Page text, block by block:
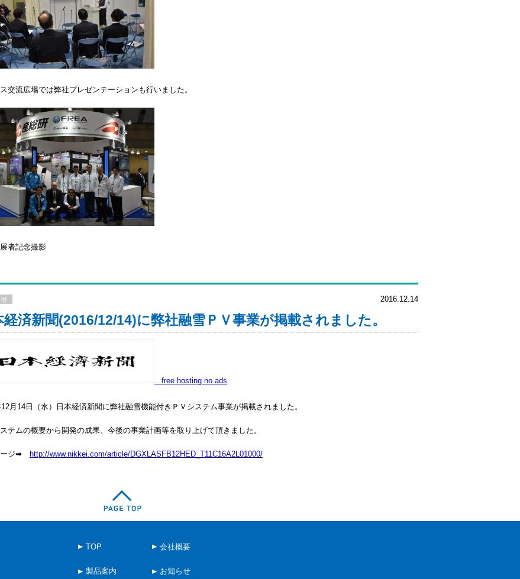
交流広場では弊社プレゼンテーションも行いました。
者記念撮影
せ 2016.12.14
経済新聞(2016/12/14)に弊社融雪ＰＶ事業が掲載されました。
free hosting no ads
月14日（水）日本経済新聞に弊社融雪機能付きＰＶシステム事業が掲載されました。
テムの概要から開発の成果、今後の事業計画等を取り上げて頂きました。
ージ➡ http://www.nikkei.com/article/DGXLASFB12HED_T11C16A2L01000/
TOP 会社概要
製品案内 お知らせ